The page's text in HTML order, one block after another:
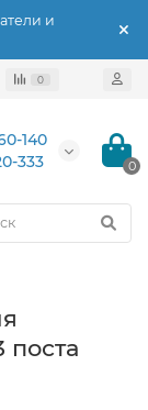
и
0
140
333
0
поста